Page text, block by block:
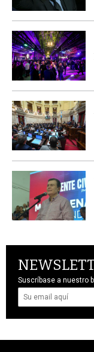
Suscríbase a nuestro